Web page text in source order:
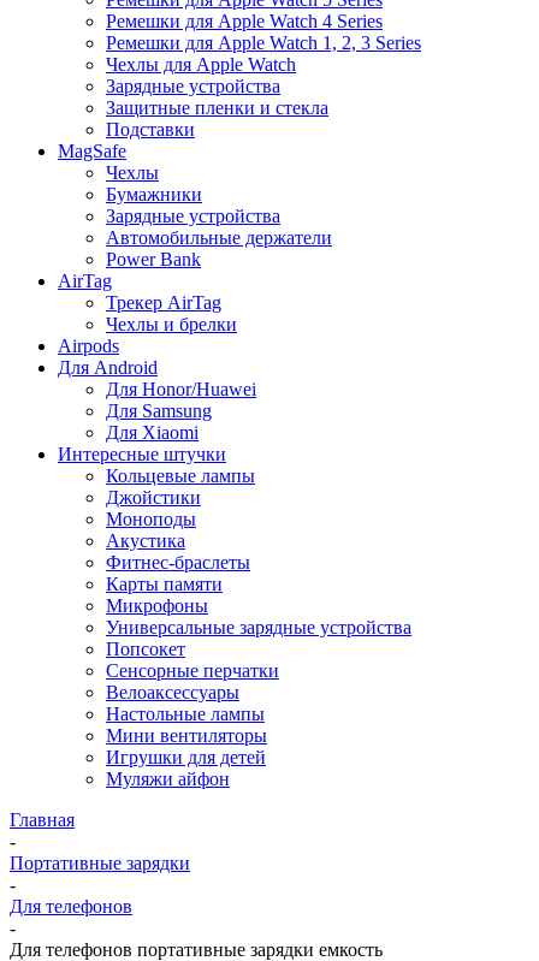
Ремешки для Apple Watch 4 Series
Ремешки для Apple Watch 1, 2, 3 Series
Чехлы для Apple Watch
Зарядные устройства
Защитные пленки и стекла
Подставки
MagSafe
Чехлы
Бумажники
Зарядные устройства
Автомобильные держатели
Power Bank
AirTag
Трекер AirTag
Чехлы и брелки
Airpods
Для Android
Для Honor/Huawei
Для Samsung
Для Xiaomi
Интересные штучки
Кольцевые лампы
Джойстики
Моноподы
Акустика
Фитнес-браслеты
Карты памяти
Микрофоны
Универсальные зарядные устройства
Попсокет
Сенсорные перчатки
Велоаксессуары
Настольные лампы
Мини вентиляторы
Игрушки для детей
Муляжи айфон
Главная
-
Портативные зарядки
-
Для телефонов
-
Для телефонов портативные зарядки емкость